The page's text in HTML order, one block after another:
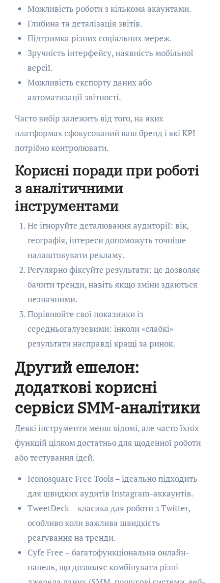
Можливість роботи з кількома акаунтами.
Глибина та деталізація звітів.
Підтримка різних соціальних мереж.
Зручність інтерфейсу, наявність мобільної
версії.
Можливість експорту даних або
автоматизації звітності.
Часто вибір залежить від того, на яких
платформах сфокусований ваш бренд і які KPI
потрібно контролювати.
Корисні поради при роботі
з аналітичними
інструментами
Не ігноруйте деталювання аудиторії: вік,
географія, інтереси допоможуть точніше
налаштовувати рекламу.
Регулярно фіксуйте результати: це дозволяє
бачити тренди, навіть якщо зміни здаються
незначними.
Порівнюйте свої показники із
середньогалузевими: інколи «слабкі»
результати насправді кращі за ринок.
Другий ешелон:
додаткові корисні
сервіси SMM-аналітики
Деякі інструменти менш відомі, але часто їхніх
функцій цілком достатньо для щоденної роботи
або тестування ідей.
Iconosquare Free Tools – ідеально підходить
для швидких аудитів Instagram-аккаунтів.
TweetDeck – класика для роботи з Twitter,
особливо коли важлива швидкість
реагування на тренди.
Cyfe Free – багатофункціональна онлайн-
панель, що дозволяє комбінувати різні